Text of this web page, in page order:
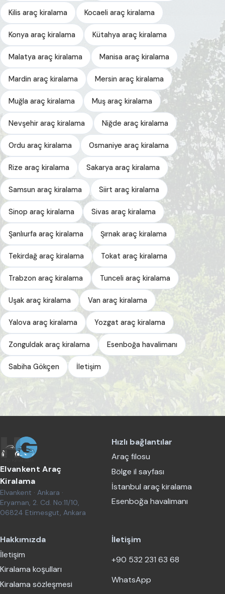
Kilis araç kiralama Kocaeli araç kiralama
Konya araç kiralama Kütahya araç kiralama
Malatya araç kiralama Manisa araç kiralama
Mardin araç kiralama Mersin araç kiralama
Muğla araç kiralama Muş araç kiralama
Nevşehir araç kiralama Niğde araç kiralama
Ordu araç kiralama Osmaniye araç kiralama
Rize araç kiralama Sakarya araç kiralama
Samsun araç kiralama Siirt araç kiralama
Sinop araç kiralama Sivas araç kiralama
Şanlıurfa araç kiralama Şırnak araç kiralama
Tekirdağ araç kiralama Tokat araç kiralama
Trabzon araç kiralama Tunceli araç kiralama
Uşak araç kiralama Van araç kiralama
Yalova araç kiralama Yozgat araç kiralama
Zonguldak araç kiralama Esenboğa havalimanı
Sabiha Gökçen İletişim
Elvankent Araç
Kiralama
Elvankent · Ankara ·
Eryaman, 2. Cd. No:11/10,
06824 Etimesgut, Ankara
Hızlı bağlantılar
Araç filosu
Bölge il sayfası
İstanbul araç kiralama
Esenboğa havalimanı
Hakkımızda
İletişim
Kiralama koşulları
Kiralama sözleşmesi
İletişim
+90 532 231 63 68
WhatsApp